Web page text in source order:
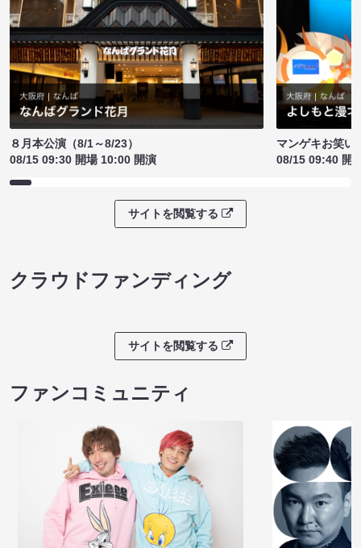
８月本公演（8/1～8/23）
08/15 09:30 開場 10:00 開演
マンゲキお笑い
08/15 09:40 開
サイトを閲覧する
クラウドファンディング
サイトを閲覧する
ファンコミュニティ